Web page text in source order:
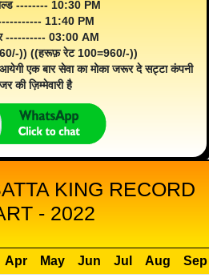
-------- 10:30 PM
11:40 PM
---------- 03:00 AM
)) ((हरूफ़ रेट 100=960/-))
एक बार सेवा का मोका जरूर दे सट्टा कंपनी
की ज़िम्मेवारी है
KING RECORD
- 2022
Apr May Jun Jul Aug
Sep